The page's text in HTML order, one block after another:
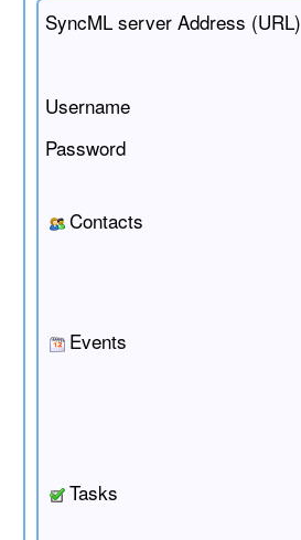
SyncML server Address (URL)
Username
Password
Contacts
Events
Tasks